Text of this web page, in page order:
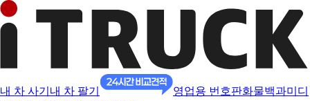
내 차 사기 내 차 팔기 영업용 번호판화물백과미디